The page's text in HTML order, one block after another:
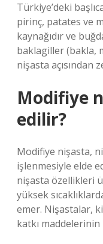
Türkiye’deki
pirinç, patates ve
kaynağıdır ve
baklagiller (bakla,
nişasta açısından
Modifiye
edilir?
Modifiye nişasta,
işlenmesiyle elde
nişasta özellikleri
yüksek
emer. Nişastalar,
katkı